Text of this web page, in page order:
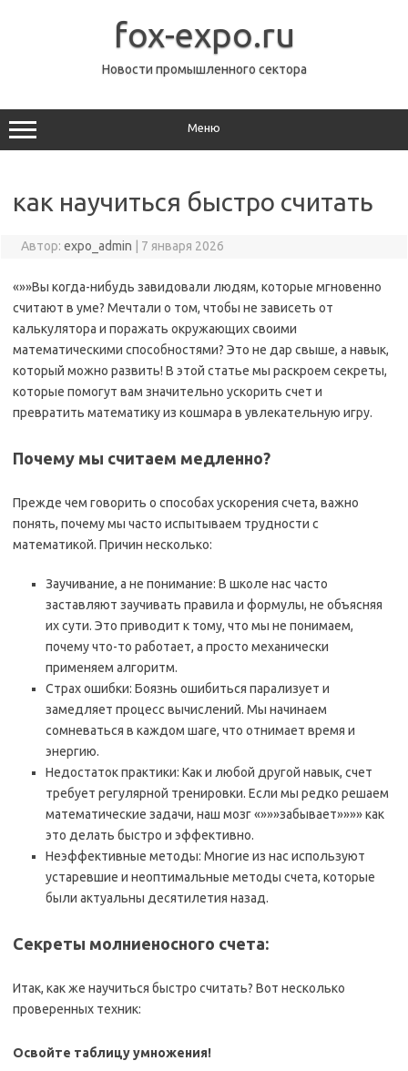
fox-expo.ru
Новости промышленного сектора
Меню
как научиться быстро считать
Автор: expo_admin 7 января 2026
«»»Вы когда-нибудь завидовали людям, которые мгновенно
считают в уме? Мечтали о том, чтобы не зависеть от
калькулятора и поражать окружающих своими
математическими способностями? Это не дар свыше, а навык,
который можно развить! В этой статье мы раскроем секреты,
которые помогут вам значительно ускорить счет и
превратить математику из кошмара в увлекательную игру.
Почему мы считаем медленно?
Прежде чем говорить о способах ускорения счета, важно
понять, почему мы часто испытываем трудности с
математикой. Причин несколько:
Заучивание, а не понимание: В школе нас часто
заставляют заучивать правила и формулы, не объясняя
их сути. Это приводит к тому, что мы не понимаем,
почему что-то работает, а просто механически
применяем алгоритм.
Страх ошибки: Боязнь ошибиться парализует и
замедляет процесс вычислений. Мы начинаем
сомневаться в каждом шаге, что отнимает время и
энергию.
Недостаток практики: Как и любой другой навык, счет
требует регулярной тренировки. Если мы редко решаем
математические задачи, наш мозг «»»»забывает»»»» как
это делать быстро и эффективно.
Неэффективные методы: Многие из нас используют
устаревшие и неоптимальные методы счета, которые
были актуальны десятилетия назад.
Секреты молниеносного счета:
Итак, как же научиться быстро считать? Вот несколько
проверенных техник:
Освойте таблицу умножения!